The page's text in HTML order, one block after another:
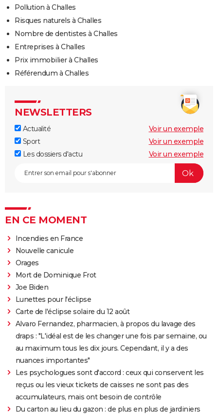
Pollution à Challes
Risques naturels à Challes
Nombre de dentistes à Challes
Entreprises à Challes
Prix immobilier à Challes
Référendum à Challes
NEWSLETTERS
Actualité
Voir un exemple
Sport
Voir un exemple
Les dossiers d'actu
Voir un exemple
EN CE MOMENT
Incendies en France
Nouvelle canicule
Orages
Mort de Dominique Frot
Joe Biden
Lunettes pour l'éclipse
Carte de l'éclipse solaire du 12 août
Alvaro Fernandez, pharmacien, à propos du lavage des
draps : "L'idéal est de les changer une fois par semaine, ou
au maximum tous les dix jours. Cependant, il y a des
nuances importantes"
Les psychologues sont d'accord : ceux qui conservent les
reçus ou les vieux tickets de caisses ne sont pas des
accumulateurs, mais ont besoin de contrôle
Du carton au lieu du gazon : de plus en plus de jardiniers